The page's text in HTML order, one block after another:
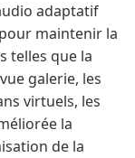
adaptatif
maintenir la
telles que la
galerie, les
virtuels, les
la
de la